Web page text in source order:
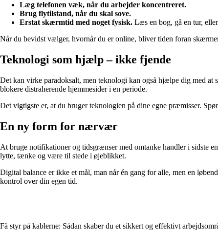
Læg telefonen væk, når du arbejder koncentreret.
Brug flytilstand, når du skal sove.
Erstat skærmtid med noget fysisk. Læs en bog, gå en tur,
Når du bevidst vælger, hvornår du er online, bliver tiden foran
Teknologi som hjælp – ikke fjende
Det kan virke paradoksalt, men teknologi kan også hjælpe dig med at
blokere distraherende hjemmesider i en periode.
Det vigtigste er, at du bruger teknologien på dine egne præmisser.
En ny form for nærvær
At bruge notifikationer og tidsgrænser med omtanke handler i sidste
lytte, tænke og være til stede i øjeblikket.
Digital balance er ikke et mål, man når én gang for alle, men en
kontrol over din egen tid.
Få styr på kablerne: Sådan skaber du et sikkert og effektivt